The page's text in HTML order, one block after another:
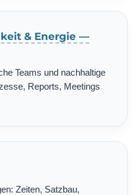
& Energie —
Teams und nachhaltige
Reports, Meetings
Zeiten, Satzbau,